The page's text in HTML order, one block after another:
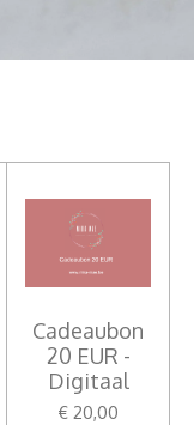
Cadeaubon
20 EUR -
Digitaal
€ 20,00